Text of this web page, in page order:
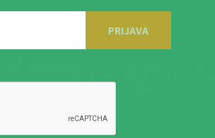
PRIJAVA